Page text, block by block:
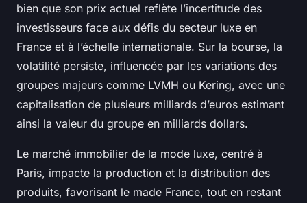
bien que son prix actuel reflète l’incertitude des
investisseurs face aux défis du secteur luxe en
France et à l’échelle internationale. Sur la bourse, la
volatilité persiste, influencée par les variations des
groupes majeurs comme LVMH ou Kering, avec une
capitalisation de plusieurs milliards d’euros estimant
ainsi la valeur du groupe en milliards dollars.
Le marché immobilier de la mode luxe, centré à
Paris, impacte la production et la distribution des
produits, favorisant le made France, tout en restant